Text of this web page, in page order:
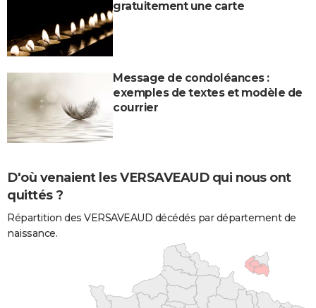
gratuitement une carte
Message de condoléances :
exemples de textes et modèle de
courrier
D'où venaient les VERSAVEAUD qui nous ont
quittés ?
Répartition des VERSAVEAUD décédés par département de
naissance.